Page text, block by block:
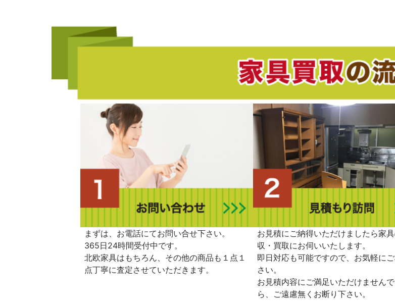
まずは、お電話にてお問い合せ下さい。
365日24時間受付中です。
北欧家具はもちろん、その他の商品も１点１
点丁寧に査定させていただきます。
お見積にご納得いただけましたら家
収・買取にお伺いいたします。
即日対応も可能ですので、お気軽に
さい。
お見積内容にご満足いただけません
ら、ご遠慮無くお断り下さい。